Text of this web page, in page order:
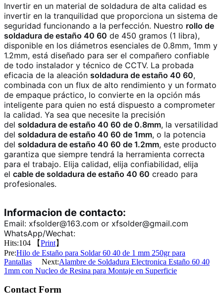
Invertir en un material de soldadura de alta calidad es
invertir en la tranquilidad que proporciona un sistema de
seguridad funcionando a la perfección. Nuestro rollo de
soldadura de estaño 40 60 de 450 gramos (1 libra),
disponible en los diámetros esenciales de 0.8mm, 1mm y
1.2mm, está diseñado para ser el compañero confiable
de todo instalador y técnico de CCTV. La probada
eficacia de la aleación soldadura de estaño 40 60,
combinada con un flux de alto rendimiento y un formato
de empaque práctico, lo convierte en la opción más
inteligente para quien no está dispuesto a comprometer
la calidad. Ya sea que necesite la precisión
del soldadura de estaño 40 60 de 0.8mm, la versatilidad
del soldadura de estaño 40 60 de 1mm, o la potencia
del soldadura de estaño 40 60 de 1.2mm, este producto
garantiza que siempre tendrá la herramienta correcta
para el trabajo. Elija calidad, elija confiabilidad, elija
el cable de soldadura de estaño 40 60 creado para
profesionales.
Informacion de contacto:
Email: xfsolder@163.com or xfsolder@gmail.com
WhatsApp/Wechat:
Hits:104 【Print】
Pre:Hilo de Estaño para Soldar 60 40 de 1 mm 250gr para
Pantallas Next:Alambre de Soldadura Electronica Estaño 60 40
1mm con Nucleo de Resina para Montaje en Superficie
Contact Form